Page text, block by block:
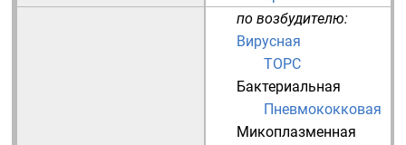
по возбудителю:
Вирусная
ТОРС
Бактериальная
Пневмококковая
Микоплазменная